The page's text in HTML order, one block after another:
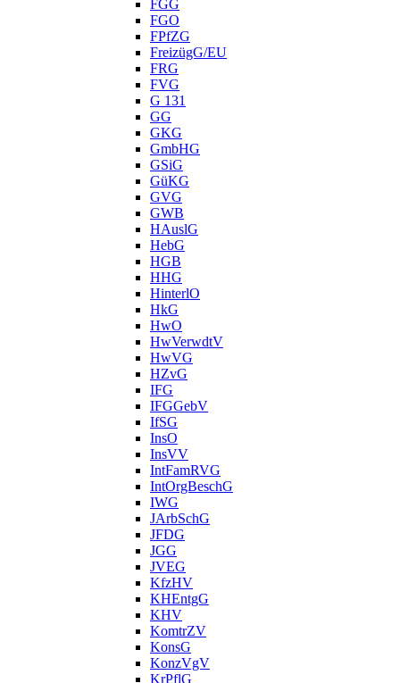
FGG
FGO
FPfZG
FreizügG/EU
FRG
FVG
G 131
GG
GKG
GmbHG
GSiG
GüKG
GVG
GWB
HAuslG
HebG
HGB
HHG
HinterlO
HkG
HwO
HwVerwdtV
HwVG
HZvG
IFG
IFGGebV
IfSG
InsO
InsVV
IntFamRVG
IntOrgBeschG
IWG
JArbSchG
JFDG
JGG
JVEG
KfzHV
KHEntgG
KHV
KomtrZV
KonsG
KonzVgV
KrPflG